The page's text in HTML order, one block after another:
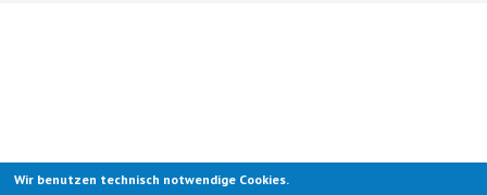
Wir benutzen technisch notwendige Cookies.